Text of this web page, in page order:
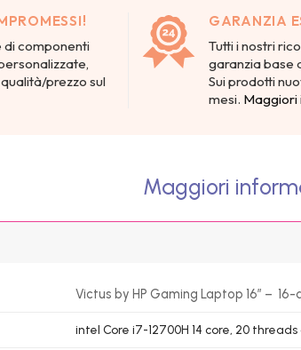
di componenti
prezzo sul
GARANZIA
Tutti i nostri
garanzia base
Sui prodotti
mesi. Maggiori
Maggiori
Victus by HP Gaming Laptop 16″ – 16-
intel Core i7-12700H 14 core, 20